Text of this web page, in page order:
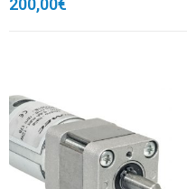
200,00€